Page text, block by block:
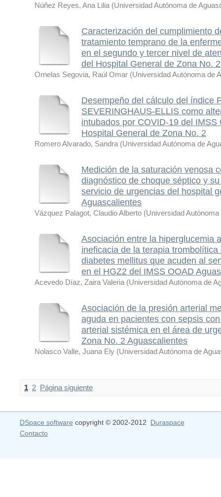
Núñez Reyes, Ana Lilia (Universidad Autónoma de
Caracterización del cumplimiento
tratamiento temprano de la
en el segundo y tercer nivel de
del Hospital General de Zona No.
Ornelas Segovia, Raúl Omar (Universidad Autónoma de
Desempeño del cálculo del índice
SEVERINGHAUS-ELLIS como
intubados por COVID-19 del
Hospital General de Zona No. 2
Romero Alvarado, Sandra (Universidad Autónoma de
Medición de la saturación venosa
diagnóstico de choque séptico y
servicio de urgencias del hospital
Aguascalientes
Vázquez Palagot, Claudio Alberto (Universidad
Asociación entre la hiperglucemia
ineficacia de la terapia
diabetes mellitus que acuden al
en el HGZ2 del IMSS OOAD
Acevedo Díaz, Zaira Valeria (Universidad Autónoma de
Asociación de la presión arterial
aguda en pacientes con sepsis
arterial sistémica en el área de
Zona No. 2 Aguascalientes
Nolasco Valle, Juana Ely (Universidad Autónoma de
1 2 Página siguiente
DSpace software copyright © 2002-2012 Duraspace
Contacto